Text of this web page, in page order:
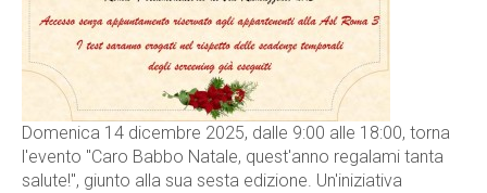
Domenica 14 dicembre 2025, dalle 9:00 alle 18:00, torna
l'evento "Caro Babbo Natale, quest'anno regalami tanta
salute!", giunto alla sua sesta edizione. Un'iniziativa